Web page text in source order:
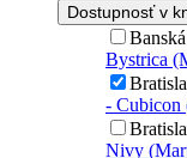
Dostupnosť v
Bystrica
- Cubicon
Nivy